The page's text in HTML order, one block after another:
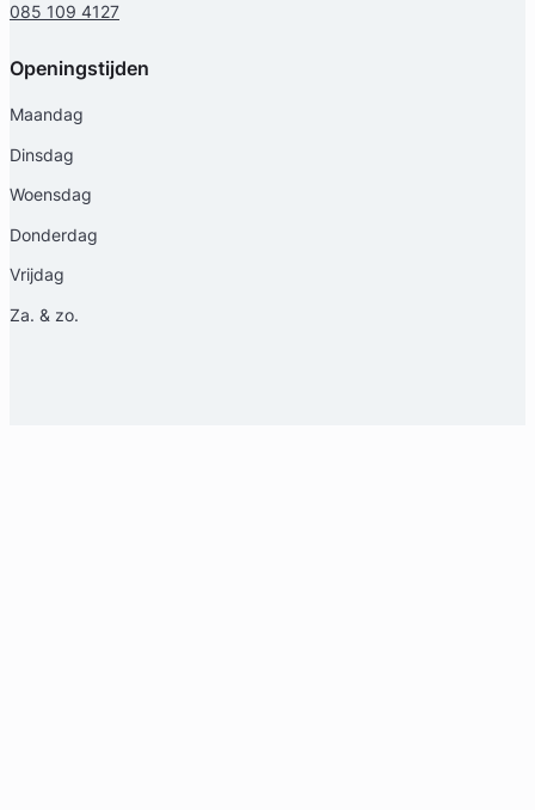
085 109 4127
Openingstijden
Maandag
Dinsdag
Woensdag
Donderdag
Vrijdag
Za. & zo.